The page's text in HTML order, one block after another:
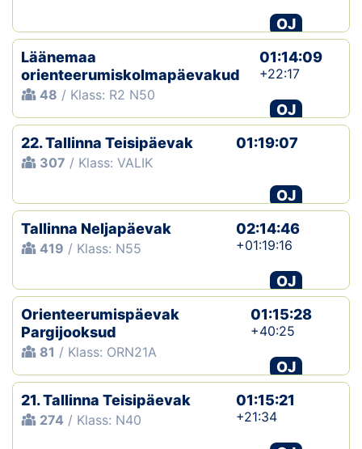
OJ
Läänemaa
orienteerumiskolmapäevakud
48 / Klass: R2 N50
01:14:09
+22:17
OJ
22. Tallinna Teisipäevak
307 / Klass: VALIK
01:19:07
OJ
Tallinna Neljapäevak
419 / Klass: N55
02:14:46
+01:19:16
OJ
Orienteerumispäevak
Pargijooksud
81 / Klass: ORN21A
01:15:28
+40:25
OJ
21. Tallinna Teisipäevak
274 / Klass: N40
01:15:21
+21:34